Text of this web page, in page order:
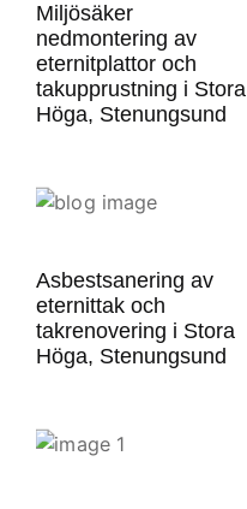
Miljösäker
nedmontering av
eternitplattor och
takupprustning i Stora
Höga, Stenungsund
Asbestsanering av
eternittak och
takrenovering i Stora
Höga, Stenungsund